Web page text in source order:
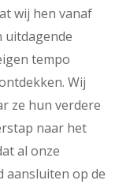
wij hen vanaf
uitdagende
tempo
Wij
ze hun verdere
naar het
al onze
aansluiten op de